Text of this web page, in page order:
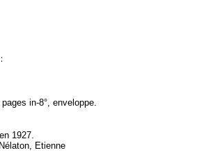
in-8°, enveloppe.
1927.
Etienne